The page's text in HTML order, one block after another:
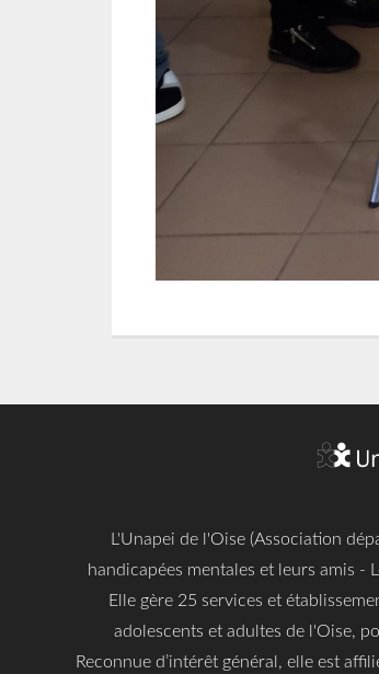
L'Unapei de l'Oise (Association
handicapées mentales et leurs amis -
Elle gère 25 services et
adolescents et adultes de l'Oise,
Reconnue d’intérêt général, elle est